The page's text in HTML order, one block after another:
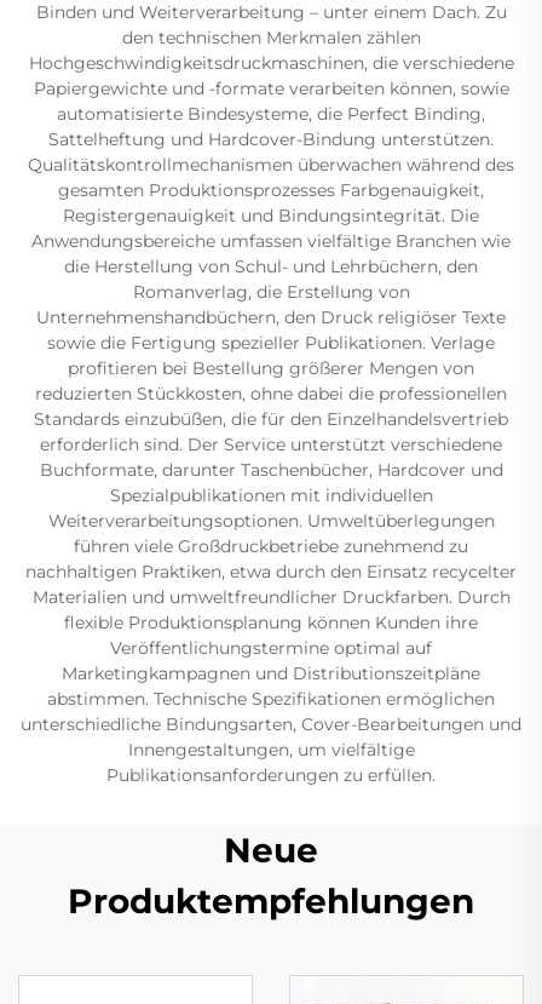
Binden und Weiterverarbeitung – unter einem Dach. Zu
den technischen Merkmalen zählen
Hochgeschwindigkeitsdruckmaschinen, die verschiedene
Papiergewichte und -formate verarbeiten können, sowie
automatisierte Bindesysteme, die Perfect Binding,
Sattelheftung und Hardcover-Bindung unterstützen.
Qualitätskontrollmechanismen überwachen während des
gesamten Produktionsprozesses Farbgenauigkeit,
Registergenauigkeit und Bindungsintegrität. Die
Anwendungsbereiche umfassen vielfältige Branchen wie
die Herstellung von Schul- und Lehrbüchern, den
Romanverlag, die Erstellung von
Unternehmenshandbüchern, den Druck religiöser Texte
sowie die Fertigung spezieller Publikationen. Verlage
profitieren bei Bestellung größerer Mengen von
reduzierten Stückkosten, ohne dabei die professionellen
Standards einzubüßen, die für den Einzelhandelsvertrieb
erforderlich sind. Der Service unterstützt verschiedene
Buchformate, darunter Taschenbücher, Hardcover und
Spezialpublikationen mit individuellen
Weiterverarbeitungsoptionen. Umweltüberlegungen
führen viele Großdruckbetriebe zunehmend zu
nachhaltigen Praktiken, etwa durch den Einsatz recycelter
Materialien und umweltfreundlicher Druckfarben. Durch
flexible Produktionsplanung können Kunden ihre
Veröffentlichungstermine optimal auf
Marketingkampagnen und Distributionszeitpläne
abstimmen. Technische Spezifikationen ermöglichen
unterschiedliche Bindungsarten, Cover-Bearbeitungen und
Innengestaltungen, um vielfältige
Publikationsanforderungen zu erfüllen.
Neue
Produktempfehlungen